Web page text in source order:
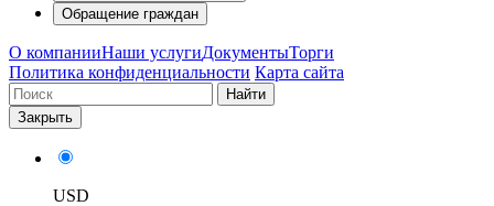
Обращение граждан
О компанииНаши услугиДокументыТорги
Политика конфиденциальности Карта сайта
Найти
Закрыть
USD